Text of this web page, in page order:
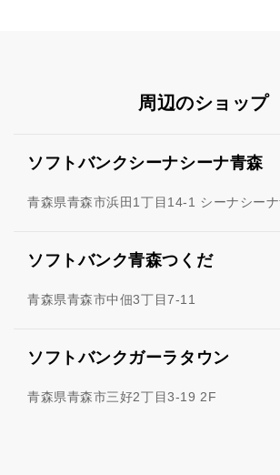
周辺のショップ
ソフトバンクシーナシーナ青森
青森県青森市浜田1丁目14-1 シーナシー
ソフトバンク青森つくだ
青森県青森市中佃3丁目7-11
ソフトバンクガーラタウン
青森県青森市三好2丁目3-19 2F